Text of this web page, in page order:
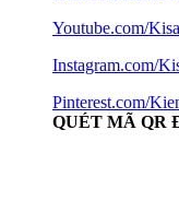
Youtube.com/
Instagram.com/
Pinterest.com/
QUÉT MÃ QR